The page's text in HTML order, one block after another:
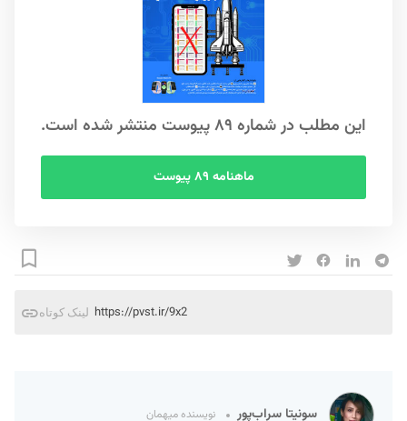
این مطلب در شماره ۸۹ پیوست منتشر شده است.
ماهنامه ۸۹ پیوست
لینک کوتاه https://pvst.ir/9x2
سونیتا سراب‌پور نویسنده میهمان